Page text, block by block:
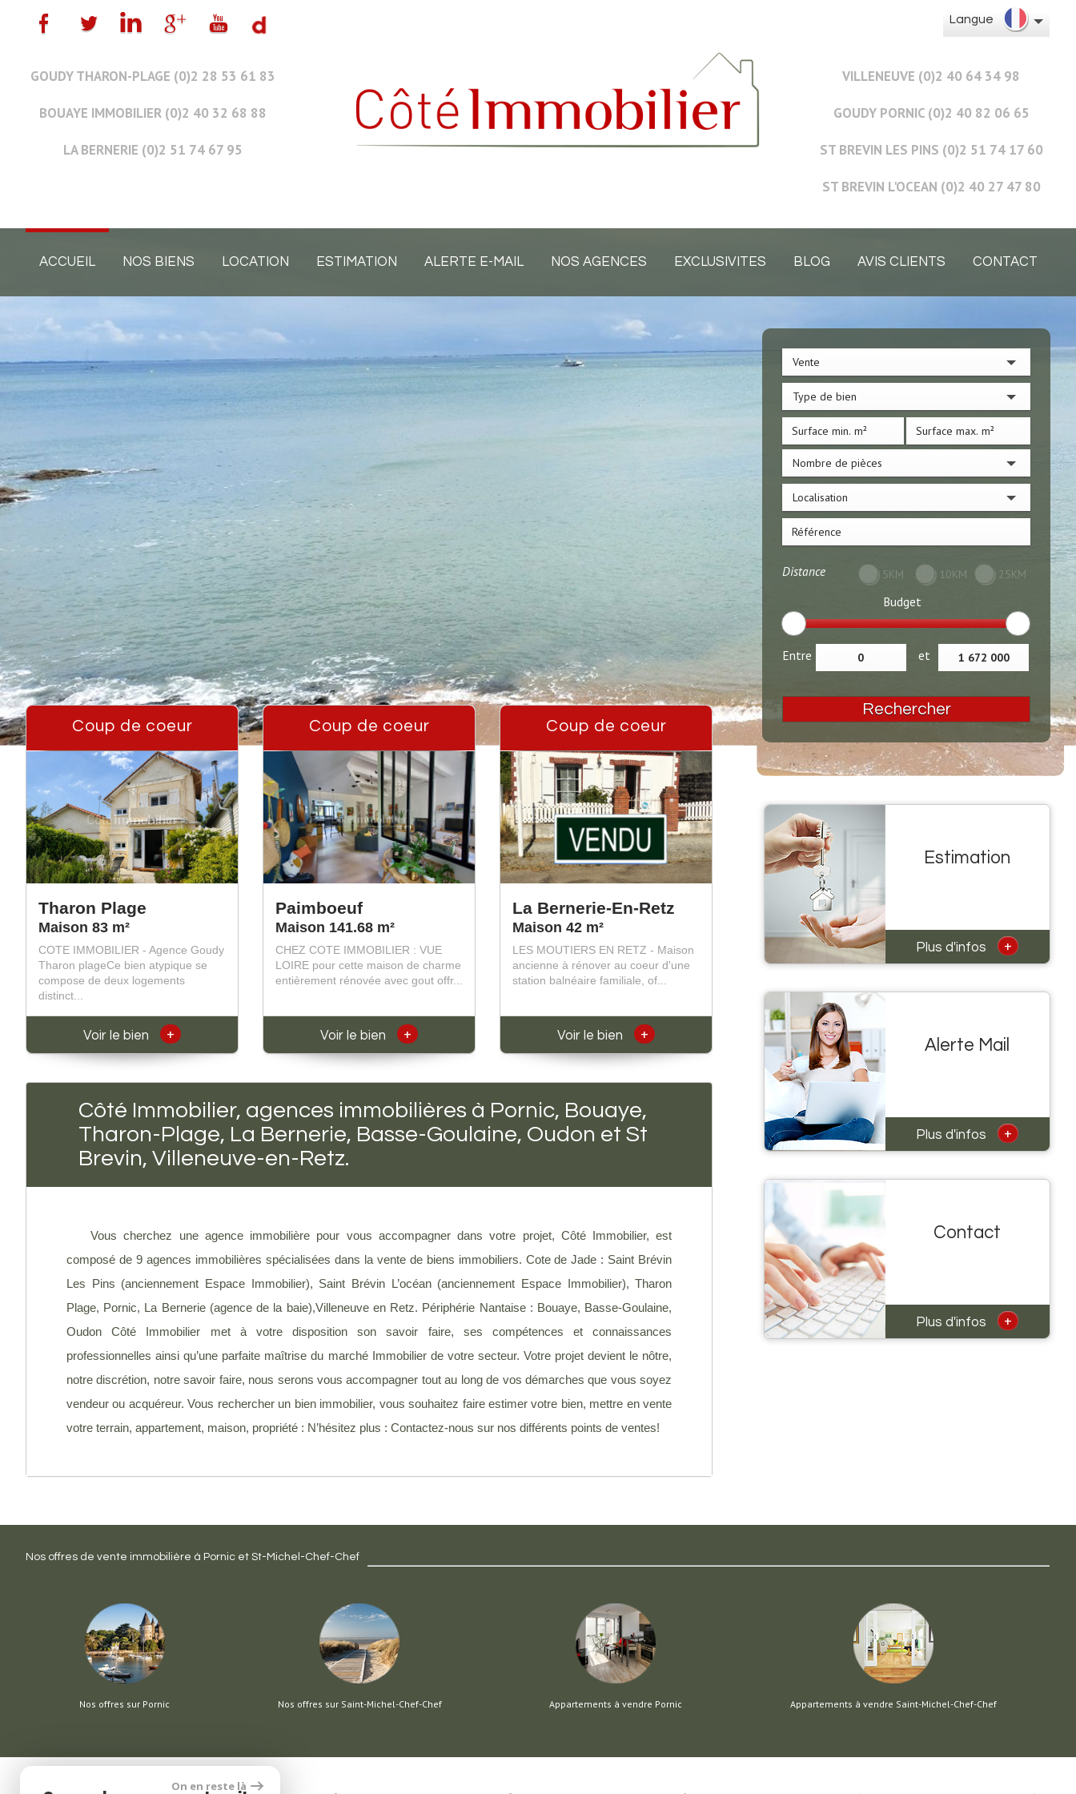
Langue
GOUDY THARON-PLAGE (0)2 28 53 61 83
BOUAYE IMMOBILIER (0)2 40 32 68 88
LA BERNERIE (0)2 51 74 67 95
VILLENEUVE (0)2 40 64 34 98
GOUDY PORNIC (0)2 40 82 06 65
ST BREVIN LES PINS (0)2 51 74 17 60
ST BREVIN L'OCEAN (0)2 40 27 47 80
ACCUEIL NOS BIENS LOCATION ESTIMATION ALERTE E-MAIL NOS AGENCES EXCLUSIVITES BLOG AVIS CLIENTS CONTACT
Vente
Type de bien
Nombre de pièces
Localisation
Distance 5KM 10KM 25KM
Budget
Entre et
Rechercher
Coup de coeur
Tharon Plage
Maison 83 m²
COTE IMMOBILIER - Agence Goudy
Tharon plageCe bien atypique se
compose de deux logements
distinct...
Voir le bien +
Coup de coeur
Paimboeuf
Maison 141.68 m²
CHEZ COTE IMMOBILIER : VUE
LOIRE pour cette maison de charme
entièrement rénovée avec gout offr...
Voir le bien +
Coup de coeur
La Bernerie-En-Retz
Maison 42 m²
LES MOUTIERS EN RETZ - Maison
ancienne à rénover au coeur d'une
station balnéaire familiale, of...
Voir le bien +
Côté Immobilier, agences immobilières à Pornic, Bouaye,
Tharon-Plage, La Bernerie, Basse-Goulaine, Oudon et St
Brevin, Villeneuve-en-Retz.
Vous cherchez une agence immobilière pour vous accompagner dans votre projet, Côté Immobilier, est
composé de 9 agences immobilières spécialisées dans la vente de biens immobiliers. Cote de Jade : Saint Brévin
Les Pins (anciennement Espace Immobilier), Saint Brévin L’océan (anciennement Espace Immobilier), Tharon
Plage, Pornic, La Bernerie (agence de la baie),Villeneuve en Retz. Périphérie Nantaise : Bouaye, Basse-Goulaine,
Oudon Côté Immobilier met à votre disposition son savoir faire, ses compétences et connaissances
professionnelles ainsi qu’une parfaite maîtrise du marché Immobilier de votre secteur. Votre projet devient le nôtre,
notre discrétion, notre savoir faire, nous serons vous accompagner tout au long de vos démarches que vous soyez
vendeur ou acquéreur. Vous rechercher un bien immobilier, vous souhaitez faire estimer votre bien, mettre en vente
votre terrain, appartement, maison, propriété : N’hésitez plus : Contactez-nous sur nos différents points de ventes!
Estimation
Plus d'infos +
Alerte Mail
Plus d'infos +
Contact
Plus d'infos +
Nos offres de vente immobilière à Pornic et St-Michel-Chef-Chef
Nos offres sur Pornic Nos offres sur Saint-Michel-Chef-Chef Appartements à vendre Pornic Appartements à vendre Saint-Michel-Chef-Chef
On en reste là